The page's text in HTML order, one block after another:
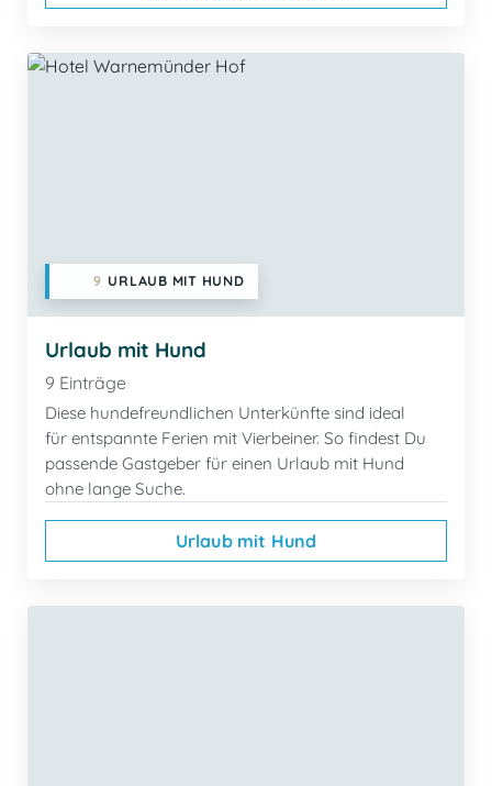
9 URLAUB MIT HUND
Urlaub mit Hund
9 Einträge
Diese hundefreundlichen Unterkünfte sind ideal
für entspannte Ferien mit Vierbeiner. So findest Du
passende Gastgeber für einen Urlaub mit Hund
ohne lange Suche.
Urlaub mit Hund